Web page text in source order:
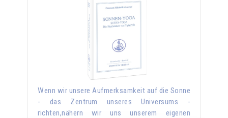
Wenn wir unsere Aufmerksamkeit auf die Sonne
- das Zentrum unseres Universums -
richten,nähern wir uns unserem eigenen